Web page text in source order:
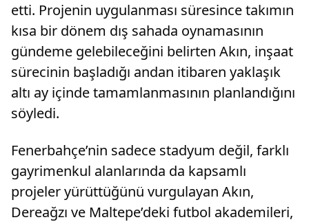
etti. Projenin uygulanması süresince takımın
kısa bir dönem dış sahada oynamasının
gündeme gelebileceğini belirten Akın, inşaat
sürecinin başladığı andan itibaren yaklaşık
altı ay içinde tamamlanmasının planlandığını
söyledi.
Fenerbahçe’nin sadece stadyum değil, farklı
gayrimenkul alanlarında da kapsamlı
projeler yürüttüğünü vurgulayan Akın,
Dereağzı ve Maltepe’deki futbol akademileri,